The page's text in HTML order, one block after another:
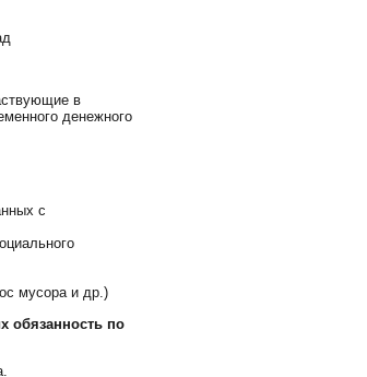
в
денежного
с
мусора и др.)
обязанность по